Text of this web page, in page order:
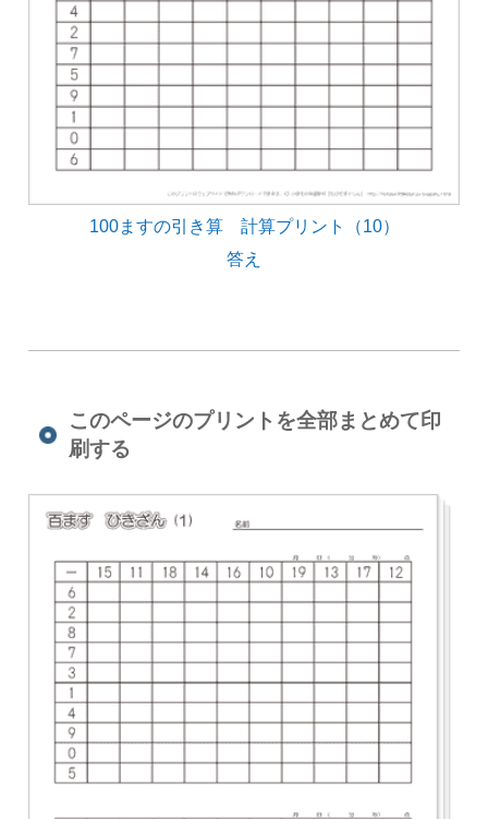
100ますの引き算 計算プリント（10）
答え
このページのプリントを全部まとめて印
刷する